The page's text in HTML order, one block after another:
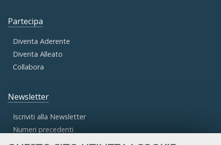
Partecipa
Diventa Aderente
Diventa Alleato
Collabora
Newsletter
Iscriviti alla Newsletter
Numeri precedenti